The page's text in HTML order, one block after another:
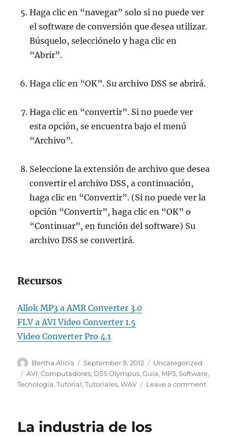
Haga clic en “navegar” solo si no puede ver
el software de conversión que desea utilizar.
Búsquelo, selecciónelo y haga clic en
“Abrir”.
Haga clic en “OK”. Su archivo DSS se abrirá.
Haga clic en “convertir”. Si no puede ver
esta opción, se encuentra bajo el menú
“Archivo”.
Seleccione la extensión de archivo que desea
convertir el archivo DSS, a continuación,
haga clic en “Convertir”. (Si no puede ver la
opción “Convertir”, haga clic en “OK” o
“Continuar”, en función del software) Su
archivo DSS se convertirá.
Recursos
Allok MP3 a AMR Converter 3.0
FLV a AVI Video Converter 1.5
Video Converter Pro 4.1
Author
Bertha Alicia
Posted
on
September 9, 2012 Categories
Uncategorized
Tags
AVI,Computadores, DSS Olympus,Guía, MP3,Software,
Tecnología,Tutorial,Tutoriales,WAV Leave a commenton
La industria de los